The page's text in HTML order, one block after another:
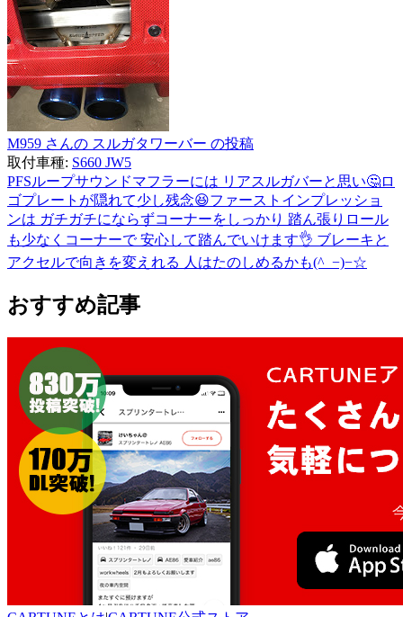
M959 さんの スルガタワーバー の投稿
取付車種: S660 JW5
PFSループサウンドマフラーには リアスルガバーと思い🤔ロ
ゴプレートが隠れて少し残念😆ファーストインプレッショ
ンは ガチガチにならずコーナーをしっかり 踏ん張りロール
も少なくコーナーで 安心して踏んでいけます👌 ブレーキと
アクセルで向きを変えれる 人はたのしめるかも(^_−)−☆
おすすめ記事